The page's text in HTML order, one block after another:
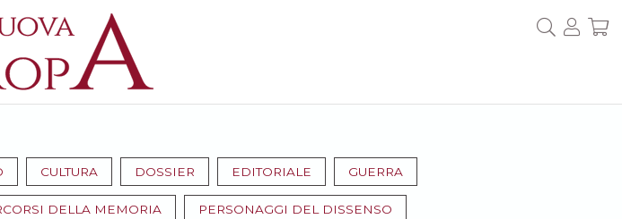
CULTURA DOSSIER EDITORIALE GUERRA
DELLA MEMORIA PERSONAGGI DEL DISSENSO